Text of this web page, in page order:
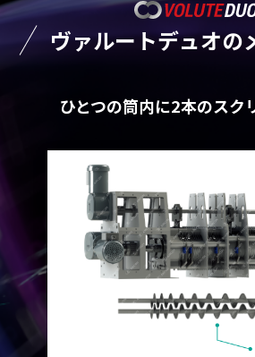
ヴァルートデュオの
ひとつの筒内に2本のスク